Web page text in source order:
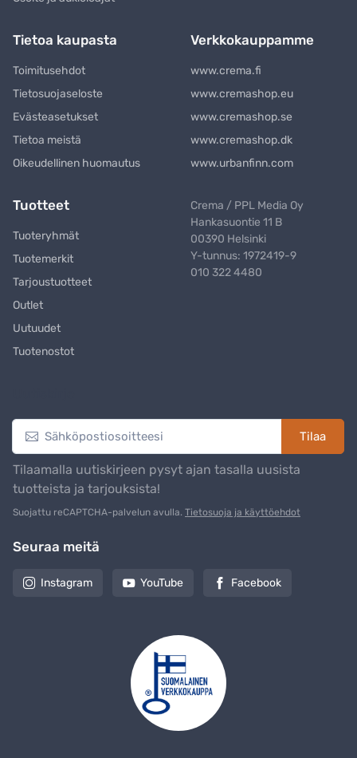
Tietoa kaupasta
Toimitusehdot
Tietosuojaseloste
Evästeasetukset
Tietoa meistä
Oikeudellinen huomautus
Verkkokauppamme
www.crema.fi
www.cremashop.eu
www.cremashop.se
www.cremashop.dk
www.urbanfinn.com
Tuotteet
Tuoteryhmät
Tuotemerkit
Tarjoustuotteet
Outlet
Uutuudet
Tuotenostot
Crema / PPL Media Oy
Hankasuontie 11 B
00390 Helsinki
Y-tunnus: 1972419-9
010 322 4480
Tilaa
Tilaamalla uutiskirjeen pysyt ajan tasalla uusista
tuotteista ja tarjouksista!
Suojattu reCAPTCHA-palvelun avulla. Tietosuoja ja käyttöehdot
Seuraa meitä
Instagram YouTube Facebook